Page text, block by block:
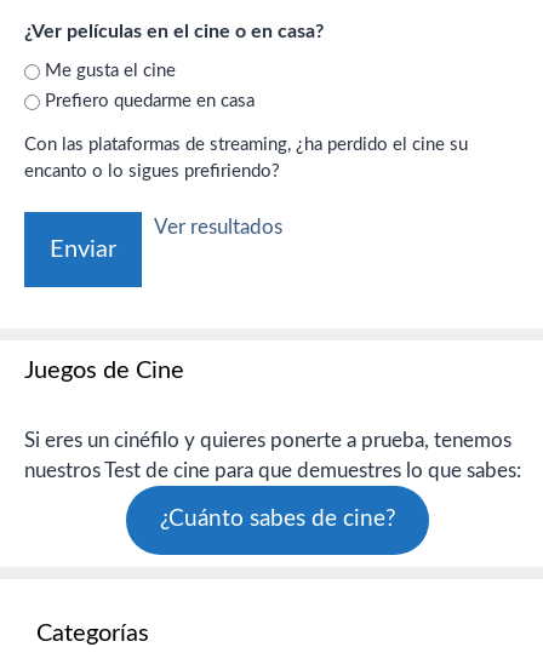
¿Ver películas en el cine o en casa?
Me gusta el cine
Prefiero quedarme en casa
Con las plataformas de streaming, ¿ha perdido el cine su
encanto o lo sigues prefiriendo?
Ver resultados
Juegos de Cine
Si eres un cinéfilo y quieres ponerte a prueba, tenemos
nuestros Test de cine para que demuestres lo que sabes:
¿Cuánto sabes de cine?
Categorías